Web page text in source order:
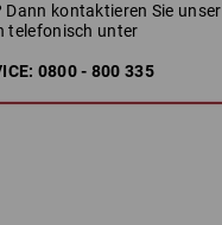
kontaktieren Sie unser
telefonisch unter
0800 - 800 335